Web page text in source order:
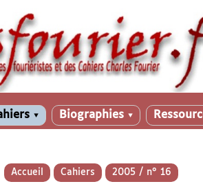
▼ Biographies ▼
Accueil Cahiers 2005 / n° 16